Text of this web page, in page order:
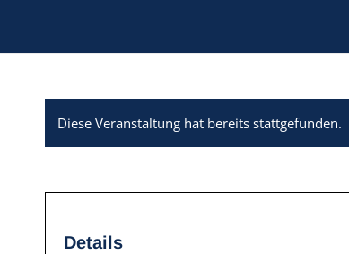
Diese Veranstaltung hat bereits stattgefunden.
Details